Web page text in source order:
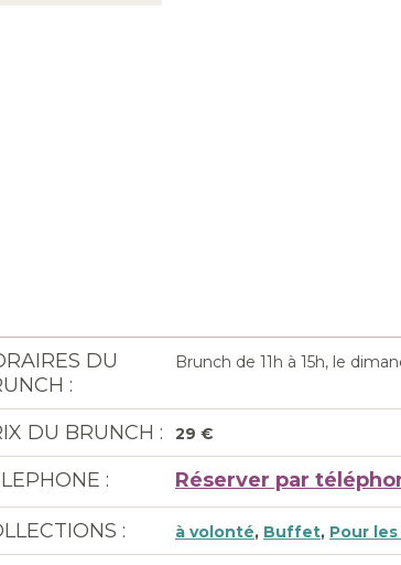
DU
:
Brunch de 11h à 15h, le
DU BRUNCH : 29 €
: Réserver par
: à volonté, Buffet, Pour